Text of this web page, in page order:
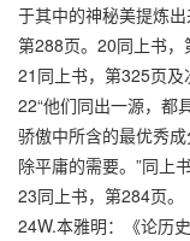
于其中的神秘美提炼出
第288页。20同上书，
21同上书，第325页及
22“他们同出一源，都
骄傲中所含的最优秀
除平庸的需要。”同上
23同上书，第284页。
24W.本雅明：《论历